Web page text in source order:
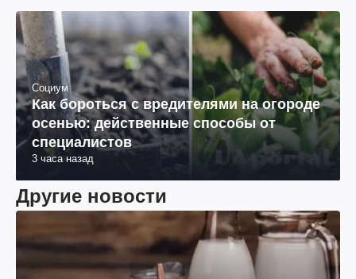
Социум
Как бороться с вредителями на огороде
осенью: действенные способы от
специалистов
3 часа назад
Другие новости